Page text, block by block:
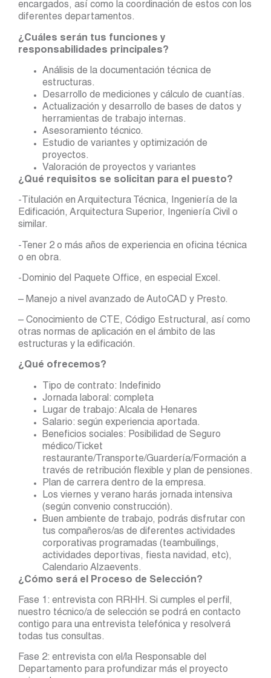
encargados, así como la coordinación de estos con los
diferentes departamentos.
¿Cuáles serán tus funciones y
responsabilidades principales?
Análisis de la documentación técnica de
estructuras.
Desarrollo de mediciones y cálculo de cuantías.
Actualización y desarrollo de bases de datos y
herramientas de trabajo internas.
Asesoramiento técnico.
Estudio de variantes y optimización de
proyectos.
Valoración de proyectos y variantes
¿Qué requisitos se solicitan para el puesto?
-Titulación en Arquitectura Técnica, Ingeniería de la
Edificación, Arquitectura Superior, Ingeniería Civil o
similar.
-Tener 2 o más años de experiencia en oficina técnica
o en obra.
-Dominio del Paquete Office, en especial Excel.
– Manejo a nivel avanzado de AutoCAD y Presto.
– Conocimiento de CTE, Código Estructural, así como
otras normas de aplicación en el ámbito de las
estructuras y la edificación.
¿Qué ofrecemos?
Tipo de contrato: Indefinido
Jornada laboral: completa
Lugar de trabajo: Alcala de Henares
Salario: según experiencia aportada.
Beneficios sociales: Posibilidad de Seguro
médico/Ticket
restaurante/Transporte/Guardería/Formación a
través de retribución flexible y plan de pensiones.
Plan de carrera dentro de la empresa.
Los viernes y verano harás jornada intensiva
(según convenio construcción).
Buen ambiente de trabajo, podrás disfrutar con
tus compañeros/as de diferentes actividades
corporativas programadas (teambuilings,
actividades deportivas, fiesta navidad, etc),
Calendario Alzaevents.
¿Cómo será el Proceso de Selección?
Fase 1: entrevista con RRHH. Si cumples el perfil,
nuestro técnico/a de selección se podrá en contacto
contigo para una entrevista telefónica y resolverá
todas tus consultas.
Fase 2: entrevista con el/la Responsable del
Departamento para profundizar más el proyecto